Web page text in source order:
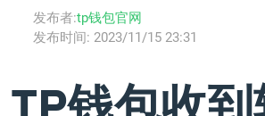
发布者:tp钱包官网
发布时间: 2023/11/15 23:31